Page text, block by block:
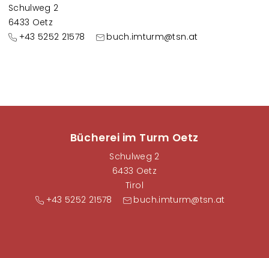
Schulweg 2
6433 Oetz
+43 5252 21578
buch.imturm@tsn.at
Bücherei im Turm Oetz
Schulweg 2
6433 Oetz
Tirol
+43 5252 21578
buch.imturm@tsn.at